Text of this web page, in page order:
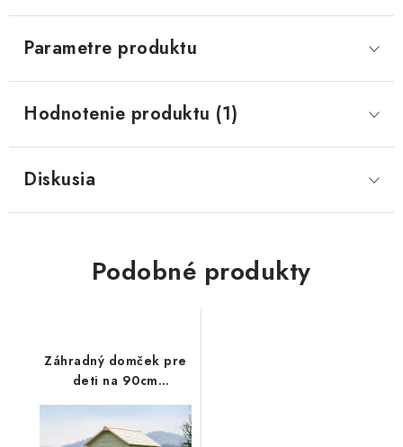
Parametre produktu
Hodnotenie produktu (1)
Diskusia
Podobné produkty
Záhradný domček pre
deti na 90cm
platforme Vanda2